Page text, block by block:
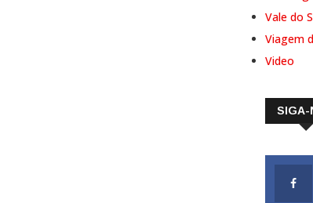
Vale do
Viagem
Video
SIGA-